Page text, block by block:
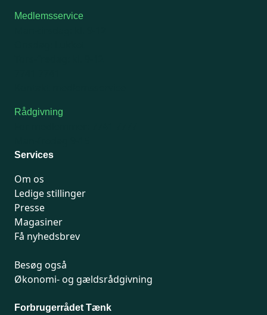
Medlemsservice
Rådgivning
Services
Om os
Ledige stillinger
Presse
Magasiner
Få nyhedsbrev
Besøg også
Økonomi- og gældsrådgivning
Forbrugerrådet Tænk